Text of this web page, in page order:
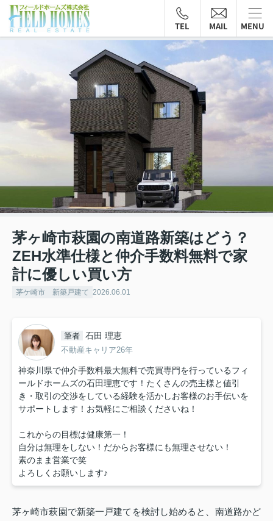
TEL MAIL MENU
茅ヶ崎市萩園の南道路新築はどう？
ZEH水準仕様と仲介手数料無料で家
計に優しい買い方
茅ケ崎市 新築戸建て 2026.06.01
筆者 石田 理恵
不動産キャリア26年
神奈川県で仲介手数料最大無料で売買専門を行っているフィ
ールドホームズの石田理恵です！たくさんの売主様と値引
き・取引の交渉をしている経験を活かしお客様のお手伝いを
サポートします！お気軽にご相談くださいね！
これからの目標は健康第一！
自分は無理をしない！だからお客様にも無理させない！
素のまま営業で笑
よろしくお願いします♪
茅ヶ崎市萩園で新築一戸建てを検討し始めると、南道路かど